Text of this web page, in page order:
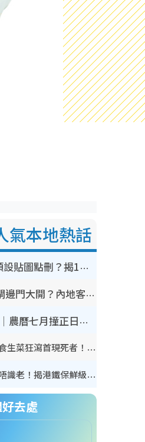
氣本地熱話
WhatsApp預設貼圖點刪？揭1招「反向操作」還原簡潔介面 附3步實測教學
香港山邊鐵閘邊門大開？內地客困惑意義何在！網民神回覆：呢種叫法理性防禦
鬼門開2026｜農曆七月撞正日全食特別邪？專家警告切忌做一事！揭4大禁忌+2招保平安
奪命寄生蟲｜食生菜狂瀉首現死者！疫潮惡化錄1.8萬宗病例 揭洗菜3大謬誤
內地客歎港人唔識老！揭港鐵保鮮級冷氣 港人求放過：咪投訴
去處